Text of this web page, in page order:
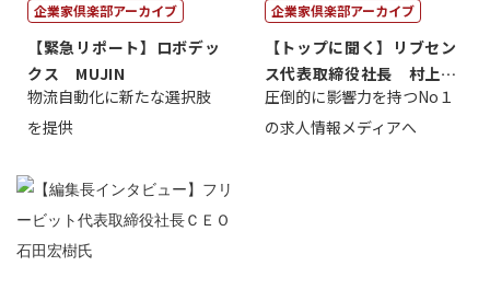
企業家倶楽部アーカイブ
【緊急リポート】ロボデッ
クス MUJIN
物流自動化に新たな選択肢
を提供
企業家倶楽部アーカイブ
【トップに聞く】リブセン
ス代表取締役社長 村上太
一 氏
圧倒的に影響力を持つNo１
の求人情報メディアへ